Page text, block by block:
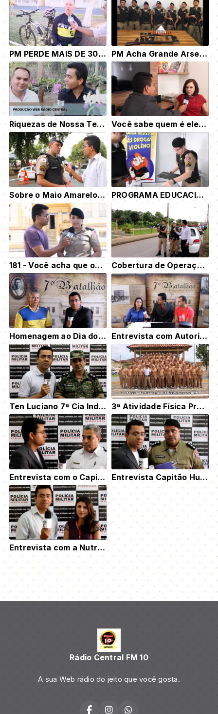
PM PERDE MAIS DE 30 QUILOS PM Acha Grande Arsenal
Riquezas de Nossa Terra - PARTE 01! Você sabe quem é ele? Veja o quadro Gente da Nossa Gente!
Sobre o Maio Amarelo em Bom Despacho e região PROGRAMA EDUCACIONAL DA PM RECEBE DOAÇÃO DE TRÊS EMPRESÁRIOS DE BD
181 - Você acha que os cidadãos de Bom Despacho estão participando? Cobertura de Operação Controle de Velocidade
Homenagem ao Dia do Carteiro Entrevista com Autoridades da Saúde de Bom Despacho
Ten Luciano 7ª Cia Ind MAT fala na Central sobre Piracema. Veja! 3ª Atividade Física Programada - CFSd/2016
Entrevista com o Capitão QOS Carlos Alberto Moreira Pinto sobre HPV Entrevista Capitão Hudson
Entrevista com a Nutricionista Lívia Aparecida Gontijo Cassiano
Rádio Central FM 10
A sua Web rádio do jeito que você gosta.